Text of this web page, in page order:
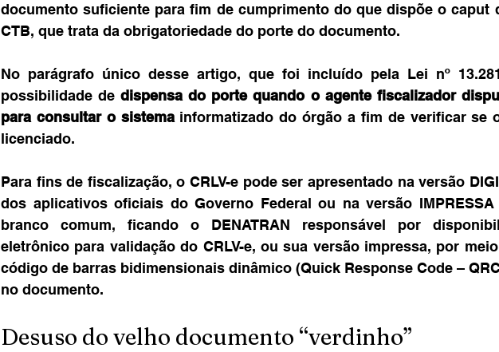
documento suficiente para fim de cumprimento do que dispõe o caput
CTB, que trata da obrigatoriedade do porte do documento.
No parágrafo único desse artigo, que foi incluído pela Lei nº
possibilidade de dispensa do porte quando o agente fiscalizador
para consultar o sistema informatizado do órgão a fim de verificar se
licenciado.
Para fins de fiscalização, o CRLV-e pode ser apresentado na versão
dos aplicativos oficiais do Governo Federal ou na versão
branco comum, ficando o DENATRAN responsável por
eletrônico para validação do CRLV-e, ou sua versão impressa, por
código de barras bidimensionais dinâmico (Quick Response Code –
no documento.
Desuso do velho documento “verdinho”